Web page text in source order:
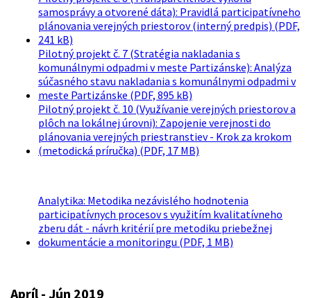
samosprávy a otvorené dáta): Pravidlá participatívneho
plánovania verejných priestorov (interný predpis) (PDF,
241 kB)
Pilotný projekt č. 7 (Stratégia nakladania s
komunálnymi odpadmi v meste Partizánske): Analýza
súčasného stavu nakladania s komunálnymi odpadmi v
meste Partizánske (PDF, 895 kB)
Pilotný projekt č. 10 (Využívanie verejných priestorov a
plôch na lokálnej úrovni): Zapojenie verejnosti do
plánovania verejných priestranstiev - Krok za krokom
(metodická príručka) (PDF, 17 MB)
Analytika: Metodika nezávislého hodnotenia
participatívnych procesov s využitím kvalitatívneho
zberu dát - návrh kritérií pre metodiku priebežnej
dokumentácie a monitoringu (PDF, 1 MB)
Apríl - Jún 2019